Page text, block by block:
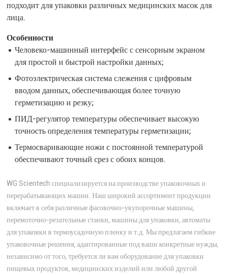
подходит для упаковки различных медицинских масок для
лица.
Особенности
Человеко-машинный интерфейс с сенсорным экраном
для простой и быстрой настройки данных;
Фотоэлектрическая система слежения с цифровым
вводом данных, обеспечивающая более точную
герметизацию и резку;
ПИД-регулятор температуры обеспечивает высокую
точность определения температуры герметизации;
Термосваривающие ножи с постоянной температурой
обеспечивают точный срез с обоих концов.
WG Scientech специализируется на производстве упаковочных и
перерабатывающих машин. Наш широкий ассортимент продукции
включает в себя различные фасовочно-укупорочные машины,
перемоточно-резательные станки, машины для упаковки, автоматы
для упаковки в термоусадочную пленку и т.д. Мы предлагаем гибкие
упаковочные решения, адаптированные под ваши конкретные нужды,
независимо от того, требуется ли вам оборудование для упаковки
пищевых продуктов, медицинских изделий или любой другой